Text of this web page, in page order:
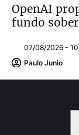
OpenAI
fundo
07/08/2026 -
Paulo Junio